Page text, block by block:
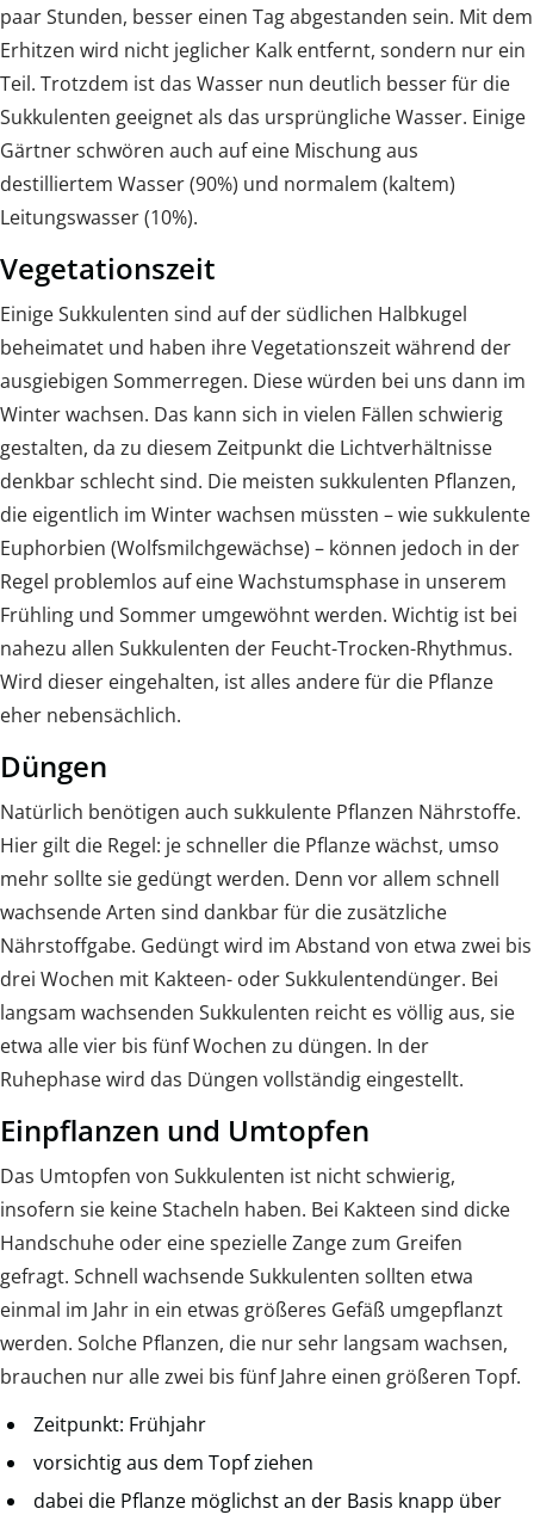
paar Stunden, besser einen Tag abgestanden sein. Mit dem
Erhitzen wird nicht jeglicher Kalk entfernt, sondern nur ein
Teil. Trotzdem ist das Wasser nun deutlich besser für die
Sukkulenten geeignet als das ursprüngliche Wasser. Einige
Gärtner schwören auch auf eine Mischung aus
destilliertem Wasser (90%) und normalem (kaltem)
Leitungswasser (10%).
Vegetationszeit
Einige Sukkulenten sind auf der südlichen Halbkugel
beheimatet und haben ihre Vegetationszeit während der
ausgiebigen Sommerregen. Diese würden bei uns dann im
Winter wachsen. Das kann sich in vielen Fällen schwierig
gestalten, da zu diesem Zeitpunkt die Lichtverhältnisse
denkbar schlecht sind. Die meisten sukkulenten Pflanzen,
die eigentlich im Winter wachsen müssten – wie sukkulente
Euphorbien (Wolfsmilchgewächse) – können jedoch in der
Regel problemlos auf eine Wachstumsphase in unserem
Frühling und Sommer umgewöhnt werden. Wichtig ist bei
nahezu allen Sukkulenten der Feucht-Trocken-Rhythmus.
Wird dieser eingehalten, ist alles andere für die Pflanze
eher nebensächlich.
Düngen
Natürlich benötigen auch sukkulente Pflanzen Nährstoffe.
Hier gilt die Regel: je schneller die Pflanze wächst, umso
mehr sollte sie gedüngt werden. Denn vor allem schnell
wachsende Arten sind dankbar für die zusätzliche
Nährstoffgabe. Gedüngt wird im Abstand von etwa zwei bis
drei Wochen mit Kakteen- oder Sukkulentendünger. Bei
langsam wachsenden Sukkulenten reicht es völlig aus, sie
etwa alle vier bis fünf Wochen zu düngen. In der
Ruhephase wird das Düngen vollständig eingestellt.
Einpflanzen und Umtopfen
Das Umtopfen von Sukkulenten ist nicht schwierig,
insofern sie keine Stacheln haben. Bei Kakteen sind dicke
Handschuhe oder eine spezielle Zange zum Greifen
gefragt. Schnell wachsende Sukkulenten sollten etwa
einmal im Jahr in ein etwas größeres Gefäß umgepflanzt
werden. Solche Pflanzen, die nur sehr langsam wachsen,
brauchen nur alle zwei bis fünf Jahre einen größeren Topf.
Zeitpunkt: Frühjahr
vorsichtig aus dem Topf ziehen
dabei die Pflanze möglichst an der Basis knapp über